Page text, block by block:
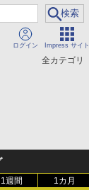
ログイン Impress サイト
全カテゴリ
1週間 1カ月